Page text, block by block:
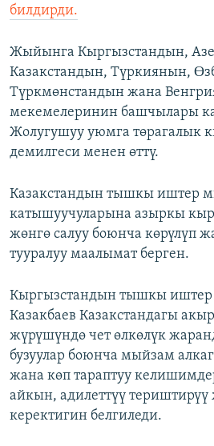
билдирди.
Жыйынга Кыргызстандын,
Казакстандын, Түркиянын,
Түркмөнстандын жана
мекемелеринин башчылары
Жолугушуу уюмга төрагалык
демилгеси менен өттү.
Казакстандын тышкы иштер
катышуучуларына азыркы
жөнгө салуу боюнча көрүлүп
тууралуу маалымат берген.
Кыргызстандын тышкы иштер
Казакбаев Казакстандагы
жүрүшүндө чет өлкөлүк
бузуулар боюнча мыйзам
жана көп тараптуу
айкын, адилеттүү териштирүү
керектигин белгиледи.